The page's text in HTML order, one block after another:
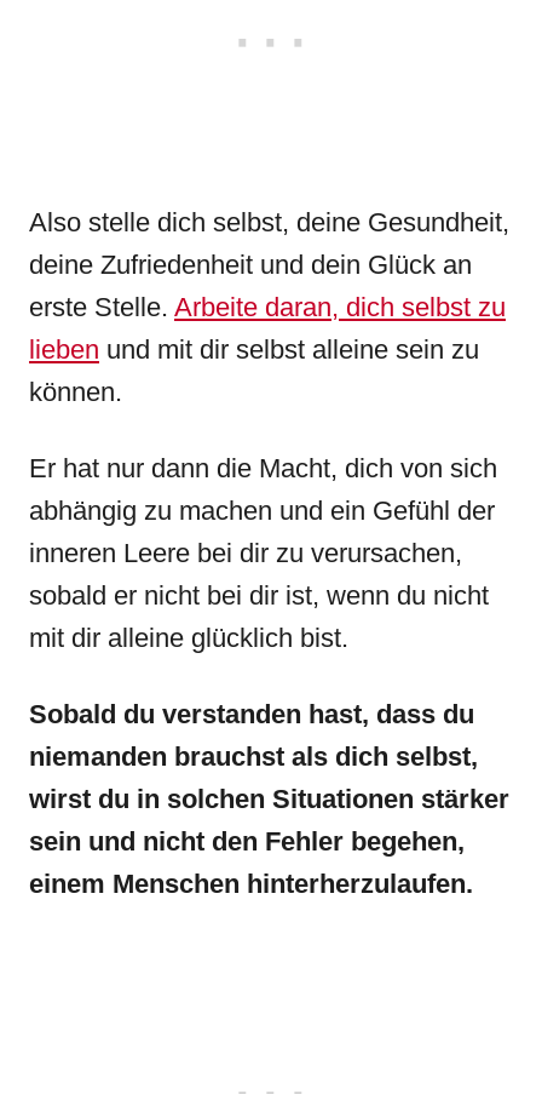
Also stelle dich selbst, deine Gesundheit,
deine Zufriedenheit und dein Glück an
erste Stelle. Arbeite daran, dich selbst zu
lieben und mit dir selbst alleine sein zu
können.
Er hat nur dann die Macht, dich von sich
abhängig zu machen und ein Gefühl der
inneren Leere bei dir zu verursachen,
sobald er nicht bei dir ist, wenn du nicht
mit dir alleine glücklich bist.
Sobald du verstanden hast, dass du
niemanden brauchst als dich selbst,
wirst du in solchen Situationen stärker
sein und nicht den Fehler begehen,
einem Menschen hinterherzulaufen.